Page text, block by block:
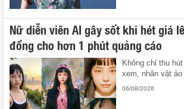
Nữ diễn viên AI gây sốt khi hét giá
đồng cho hơn 1 phút quảng cáo
Không chỉ thu
xem, nhân vật ảo
06/08/2026